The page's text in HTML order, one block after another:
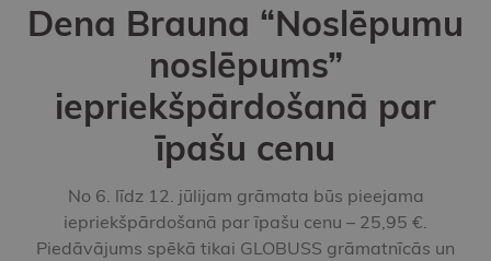
Dena Brauna “Noslēpumu
noslēpums”
iepriekšpārdošanā par
īpašu cenu
No 6. līdz 12. jūlijam grāmata būs pieejama
iepriekšpārdošanā par īpašu cenu – 25,95 €.
Piedāvājums spēkā tikai GLOBUSS grāmatnīcās un